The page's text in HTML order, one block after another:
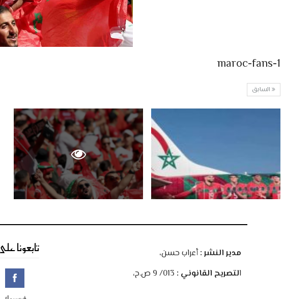
maroc-fans-1
السابق
مدير النشر :أعراب حسن،
التصريح القانوني :
تابعونا على